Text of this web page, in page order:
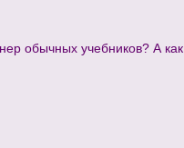
обычных учебников? А